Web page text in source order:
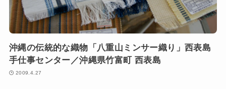
沖縄の伝統的な織物「八重山ミンサー織り」西表島
手仕事センター／沖縄県竹富町 西表島
2009.4.27